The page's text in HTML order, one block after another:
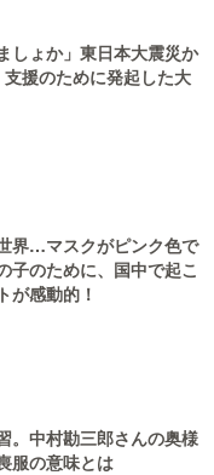
しょか」東日本大震災か
援のために発起した大
界…マスクがピンク色で
子のために、国中で起こ
が感動的！
。中村勘三郎さんの奥様
服の意味とは